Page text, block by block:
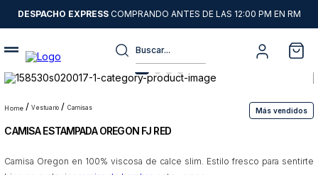
DESPACHO EXPRESSCOMPRANDO ANTES DE LAS 12:00 PM EN RM
Buscar...
vestuario camisas Más vendidos
CAMISA ESTAMPADA OREGON FJ RED
Camisa Oregon en 100% viscosa de calce slim. Estilo fresco para sentirte
1.
sweater
2.
chaquetas
3.
camisas